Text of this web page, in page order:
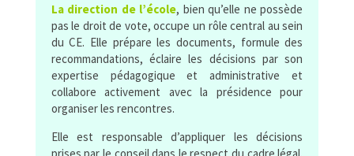
La direction de l’école, bien qu’elle ne possède
pas le droit de vote, occupe un rôle central au sein
du CE. Elle prépare les documents, formule des
recommandations, éclaire les décisions par son
expertise pédagogique et administrative et
collabore activement avec la présidence pour
organiser les rencontres.
Elle est responsable d’appliquer les décisions
prises par le conseil dans le respect du cadre légal.